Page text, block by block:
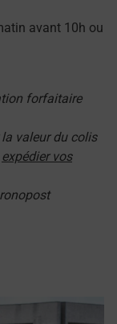
avant 10h ou
forfaitaire
valeur du colis
expédier vos